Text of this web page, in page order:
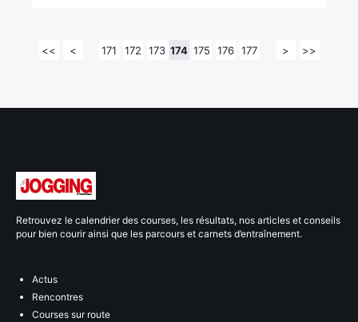
<< < 171 172 173 174 175 176 177 > >>
Retrouvez le calendrier des courses, les résultats, nos articles et conseils
pour bien courir ainsi que les parcours et carnets d’entraînement.
Actus
Rencontres
Courses sur route